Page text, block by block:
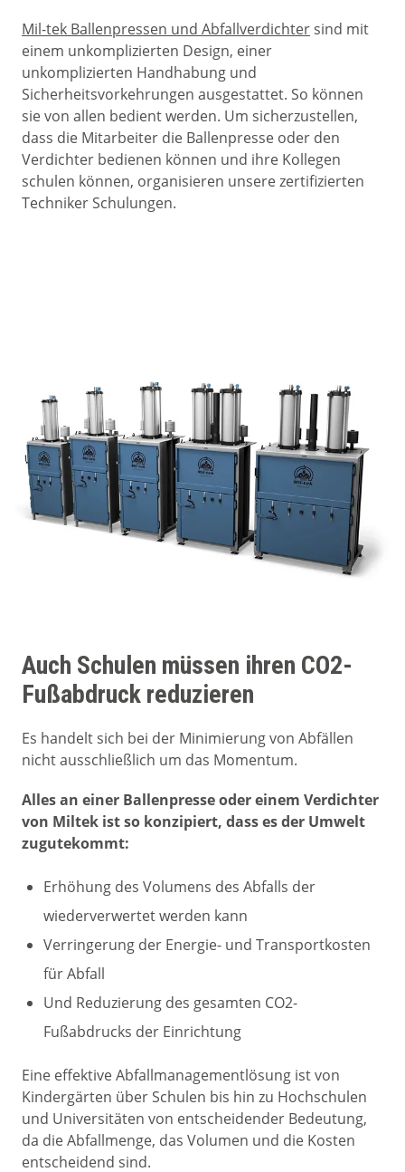
Mil-tek Ballenpressen und Abfallverdichtersind mit
einem unkomplizierten Design, einer
unkomplizierten Handhabung und
Sicherheitsvorkehrungen ausgestattet. So können
sie von allen bedient werden. Um sicherzustellen,
dass die Mitarbeiter die Ballenpresse oder den
Verdichter bedienen können und ihre Kollegen
schulen können, organisieren unsere zertifizierten
Techniker Schulungen.
Auch Schulen müssen ihren CO2-
Fußabdruck reduzieren
Es handelt sich bei der Minimierung von Abfällen
nicht ausschließlich um das Momentum.
Alles an einer Ballenpresse oder einem Verdichter
von Miltek ist so konzipiert, dass es der Umwelt
zugutekommt:
Erhöhung des Volumens des Abfalls der
wiederverwertet werden kann
Verringerung der Energie- und Transportkosten
für Abfall
Und Reduzierung des gesamten CO2-
Fußabdrucks der Einrichtung
Eine effektive Abfallmanagementlösung ist von
Kindergärten über Schulen bis hin zu Hochschulen
und Universitäten von entscheidender Bedeutung,
da die Abfallmenge, das Volumen und die Kosten
entscheidend sind.